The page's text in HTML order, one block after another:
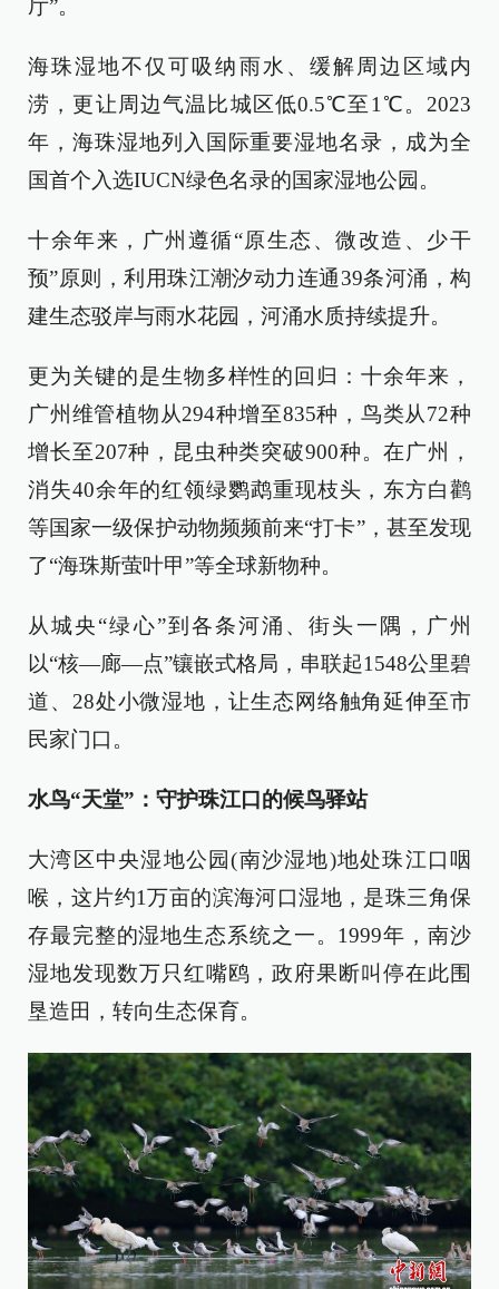
厅”。
海珠湿地不仅可吸纳雨水、缓解周边区域内
涝，更让周边气温比城区低0.5℃至1℃。2023
年，海珠湿地列入国际重要湿地名录，成为全
国首个入选IUCN绿色名录的国家湿地公园。
十余年来，广州遵循“原生态、微改造、少干
预”原则，利用珠江潮汐动力连通39条河涌，构
建生态驳岸与雨水花园，河涌水质持续提升。
更为关键的是生物多样性的回归：十余年来，
广州维管植物从294种增至835种，鸟类从72种
增长至207种，昆虫种类突破900种。在广州，
消失40余年的红领绿鹦鹉重现枝头，东方白鹳
等国家一级保护动物频频前来“打卡”，甚至发现
了“海珠斯萤叶甲”等全球新物种。
从城央“绿心”到各条河涌、街头一隅，广州
以“核—廊—点”镶嵌式格局，串联起1548公里碧
道、28处小微湿地，让生态网络触角延伸至市
民家门口。
水鸟“天堂”：守护珠江口的候鸟驿站
大湾区中央湿地公园(南沙湿地)地处珠江口咽
喉，这片约1万亩的滨海河口湿地，是珠三角保
存最完整的湿地生态系统之一。1999年，南沙
湿地发现数万只红嘴鸥，政府果断叫停在此围
垦造田，转向生态保育。